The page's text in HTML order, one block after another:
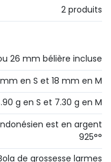
2 produits
26 mm bélière incluse
mm en S et 18 mm en M
g en S et 7.30 g en M
est en argent
925°°
de grossesse larmes